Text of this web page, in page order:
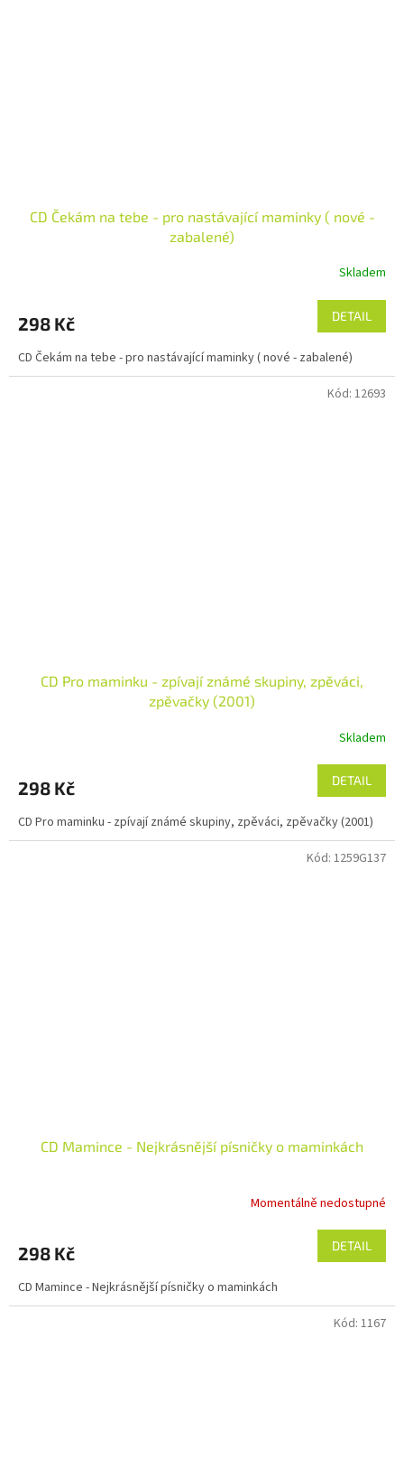
CD Čekám na tebe - pro nastávající maminky ( nové -
zabalené)
Skladem
298 Kč DETAIL
CD Čekám na tebe - pro nastávající maminky ( nové - zabalené)
CD Pro maminku - zpívají známé skupiny, zpěváci,
zpěvačky (2001)
Skladem
298 Kč DETAIL
CD Pro maminku - zpívají známé skupiny, zpěváci, zpěvačky (2001)
Kód: 12693
CD Mamince - Nejkrásnější písničky o maminkách
Momentálně nedostupné
298 Kč DETAIL
CD Mamince - Nejkrásnější písničky o maminkách
Kód: 1259G137
Kód: 1167